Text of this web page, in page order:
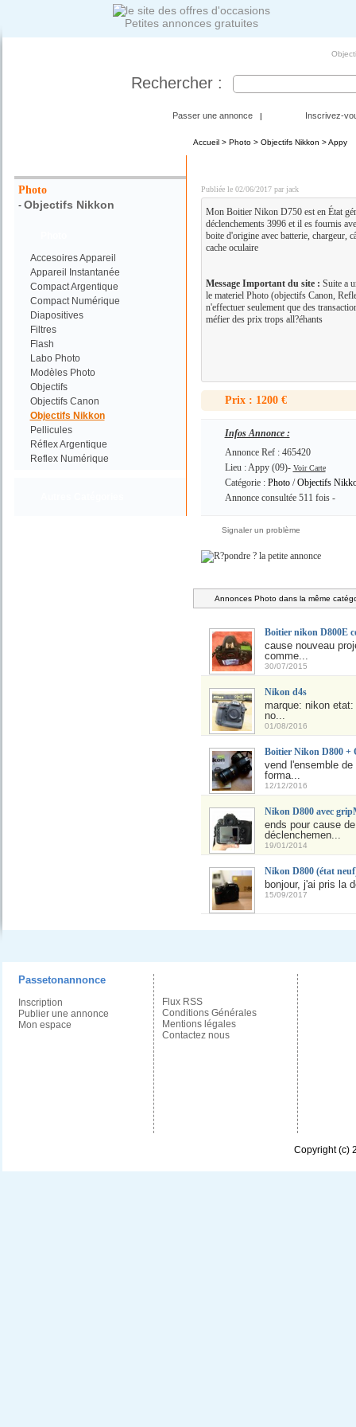
Petites annonces gratuites
Rechercher :
Passer une annonce | Inscrivez-
Photo
- Objectifs Nikkon
Accesoires Appareil
Appareil Instantanée
Compact Argentique
Compact Numérique
Diapositives
Filtres
Flash
Labo Photo
Modèles Photo
Objectifs
Objectifs Canon
Objectifs Nikkon
Pellicules
Réflex Argentique
Reflex Numérique
Accueil> Photo> Objectifs Nikkon > Appy
Publiée le 02/06/2017 par jack
Mon Boitier Nikon D750 est en État
déclenchements 3996 et il es fournis
boite d'origine avec batterie, chargeur,
cache oculaire
Message Important du site : Suite a
le materiel Photo (objectifs Canon,
n'effectuer seulement que des
méfier des prix trops all?éhants
Prix : 1200 €
Infos Annonce :
Annonce Ref : 465420
Lieu : Appy (09)- Voir Carte
Catégorie : Photo/Objectifs
Annonce consultée 511 fois -
Signaler un problème
Annonces Photo dans la même
Boitier nikon D800E
cause nouveau
comme...
30/07/2015
Nikon d4s
marque: nikon
no...
01/08/2016
Boitier Nikon D800 +
vend l'ensemble
forma...
12/12/2016
Nikon D800 avec
ends pour cause
déclenchemen...
19/01/2014
Nikon D800 (état
bonjour, j'ai pris la
15/09/2017
Passetonannonce
Inscription
Publier une annonce
Mon espace
Flux RSS
Conditions Générales
Mentions légales
Contactez nous
Copyright (c)